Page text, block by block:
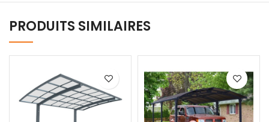
PRODUITS SIMILAIRES